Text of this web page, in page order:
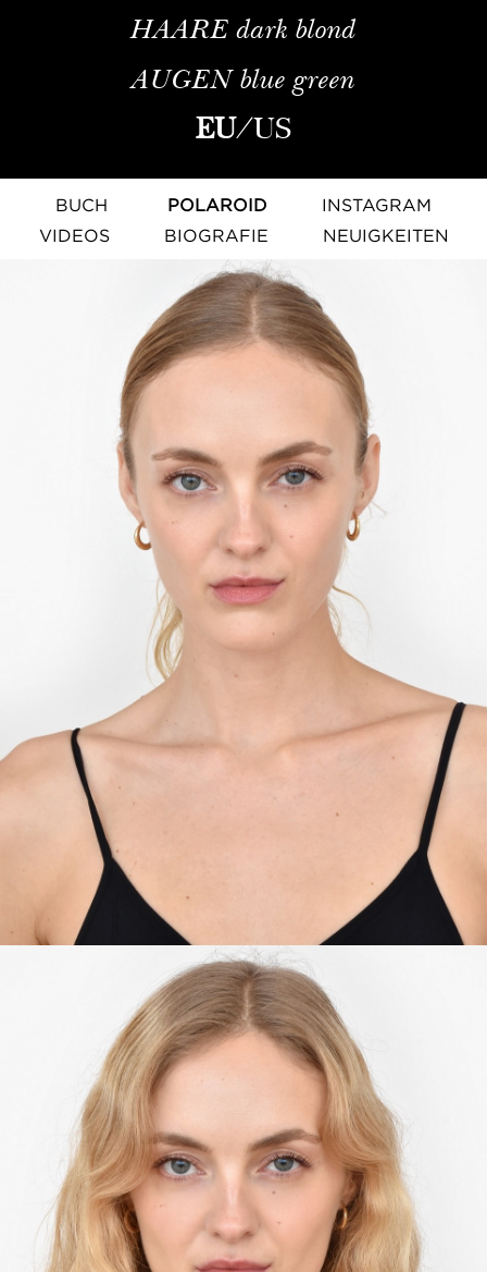
HAARE dark blond
AUGEN blue green
EU/US
BUCH POLAROID
INSTAGRAM
VIDEOS
BIOGRAFIE NEUIGKEITEN